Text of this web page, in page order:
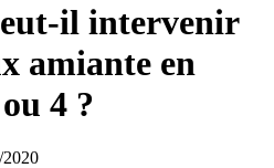
il intervenir
amiante en
4 ?
2020